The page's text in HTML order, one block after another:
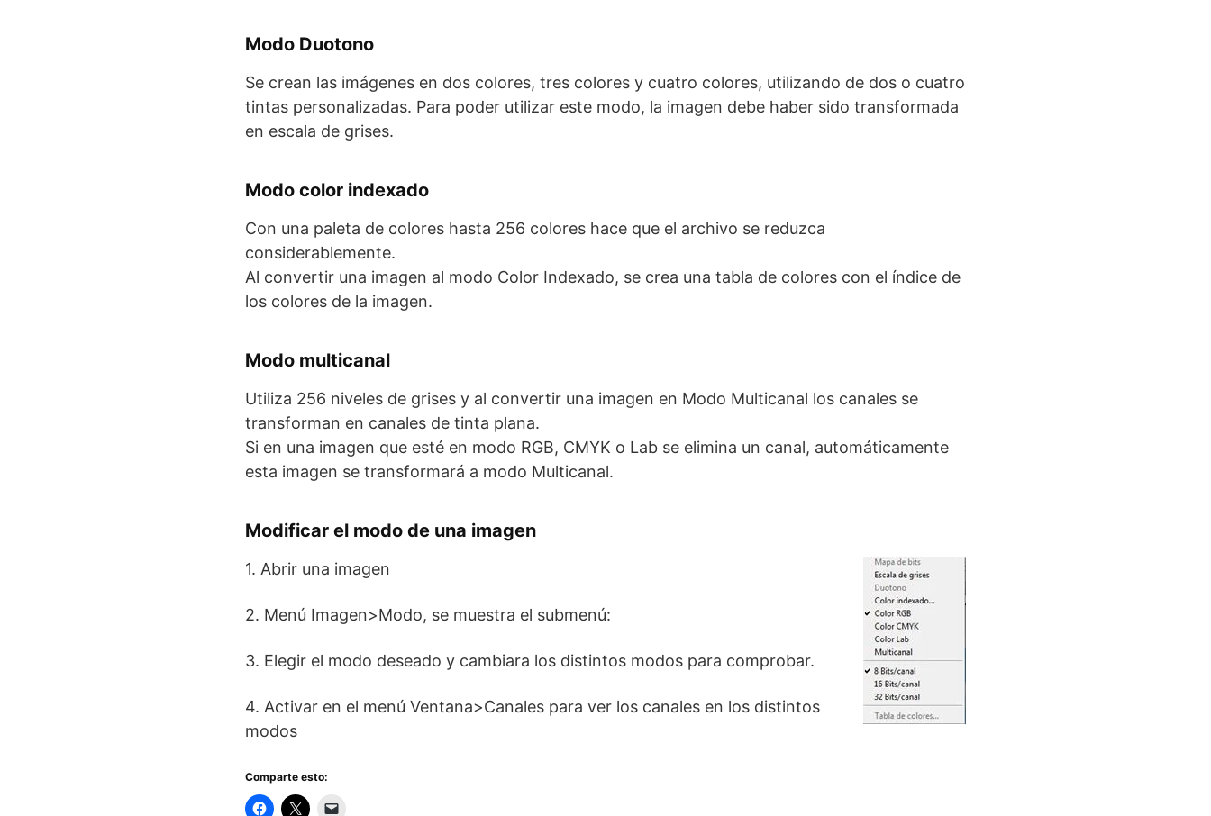
Modo Duotono
Se crean las imágenes en dos colores, tres colores y cuatro colores, utilizando de dos o cuatro
tintas personalizadas. Para poder utilizar este modo, la imagen debe haber sido transformada
en escala de grises.
Modo color indexado
Con una paleta de colores hasta 256 colores hace que el archivo se reduzca
considerablemente.
Al convertir una imagen al modo Color Indexado, se crea una tabla de colores con el índice de
los colores de la imagen.
Modo multicanal
Utiliza 256 niveles de grises y al convertir una imagen en Modo Multicanal los canales se
transforman en canales de tinta plana.
Si en una imagen que esté en modo RGB, CMYK o Lab se elimina un canal, automáticamente
esta imagen se transformará a modo Multicanal.
Modificar el modo de una imagen
1. Abrir una imagen
2. Menú Imagen>Modo, se muestra el submenú:
3. Elegir el modo deseado y cambiara los distintos modos para comprobar.
4. Activar en el menú Ventana>Canales para ver los canales en los distintos
modos
Comparte esto: